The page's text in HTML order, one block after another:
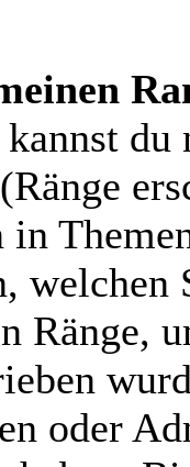
in
Ränge,
oder